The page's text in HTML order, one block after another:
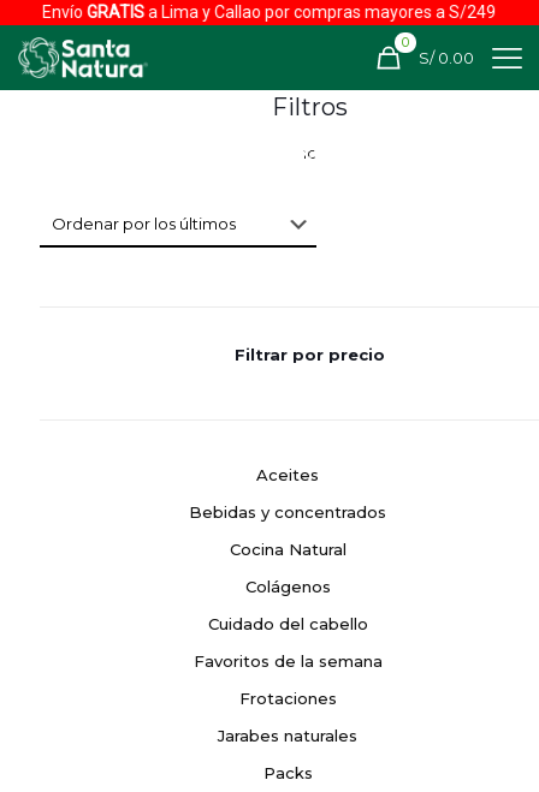
EnvíoGRATISa Lima y Callao por compras mayores a S/249
0
S/ 0.00
Filtros
Filtrar por precio
Aceites
Bebidas y concentrados
Cocina Natural
Colágenos
Cuidado del cabello
Favoritos de la semana
Frotaciones
Jarabes naturales
Packs